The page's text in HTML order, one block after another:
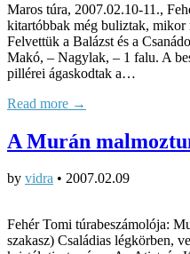
Maros túra, 2007.02.10-11.,
kitartóbbak még buliztak, mikor
Felvettük a Balázst és a
Makó, – Nagylak, – 1 falu. A
pillérei ágaskodtak a…
Read more →
A Murán
by vidra • 2007.02.09
Fehér Tomi túrabeszámolója:
szakasz) Családias légkörben,